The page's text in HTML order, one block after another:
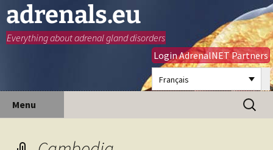
adrenals.eu
Everything about adrenal gland disorders
Login AdrenalNET Partners
Français
Menu